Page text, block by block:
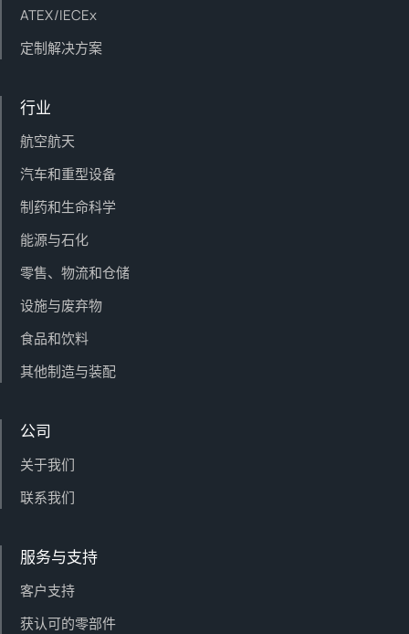
ATEX/IECEx
定制解决方案
行业
航空航天
汽车和重型设备
制药和生命科学
能源与石化
零售、物流和仓储
设施与废弃物
食品和饮料
其他制造与装配
公司
关于我们
联系我们
服务与支持
客户支持
获认可的零部件